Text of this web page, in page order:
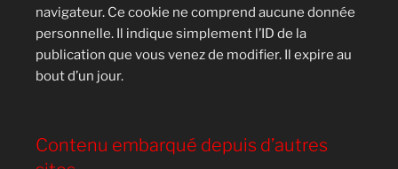
navigateur. Ce cookie ne comprend aucune donnée
personnelle. Il indique simplement l’ID de la
publication que vous venez de modifier. Il expire au
bout d’un jour.
Contenu embarqué depuis d’autres